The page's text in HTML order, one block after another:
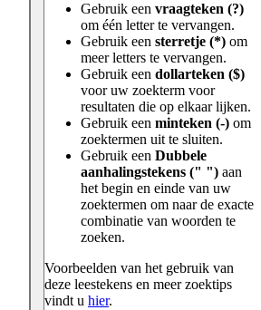
Gebruik een vraagteken (?)
om één letter te vervangen.
Gebruik een sterretje (*) om
meer letters te vervangen.
Gebruik een dollarteken ($)
voor uw zoekterm voor
resultaten die op elkaar lijken.
Gebruik een minteken (-) om
zoektermen uit te sluiten.
Gebruik een Dubbele
aanhalingstekens (" ") aan
het begin en einde van uw
zoektermen om naar de exacte
combinatie van woorden te
zoeken.
Voorbeelden van het gebruik van
deze leestekens en meer zoektips
vindt u hier.